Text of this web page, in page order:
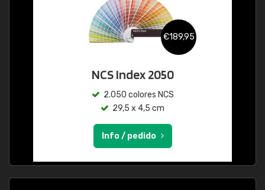
€189,95
NCS Index 2050
2.050 colores NCS
29,5 x 4,5 cm
Info / pedido